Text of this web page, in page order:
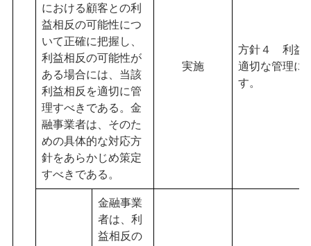
における顧客との利
益相反の可能性につ
いて正確に把握し、
利益相反の可能性が
ある場合には、当該
利益相反を適切に管
理すべきである。金
融事業者は、そのた
めの具体的な対応方
針をあらかじめ策定
すべきである。
実施
方針４ 利益
適切な管理に
す。
金融事業
者は、利
益相反の